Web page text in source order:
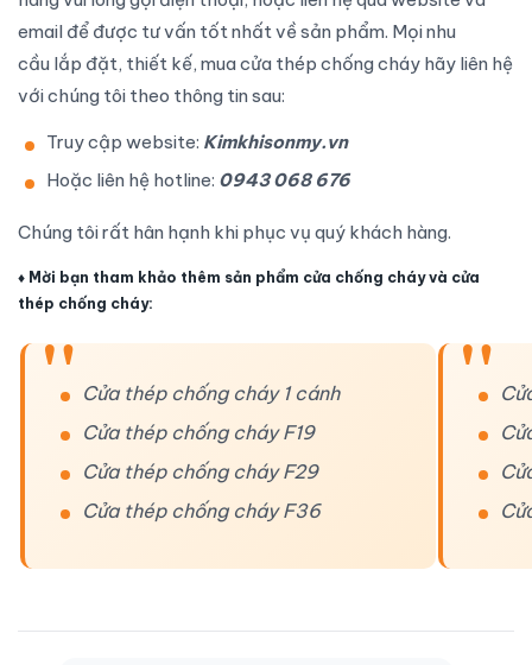
email để được tư vấn tốt nhất về sản phẩm. Mọi nhu
cầu lắp đặt, thiết kế, mua cửa thép chống cháy hãy liên hệ
với chúng tôi theo thông tin sau:
Truy cập website: Kimkhisonmy.vn
Hoặc liên hệ hotline: 0943 068 676
Chúng tôi rất hân hạnh khi phục vụ quý khách hàng.
♦ Mời bạn tham khảo thêm sản phẩm cửa chống cháy và cửa
thép chống cháy:
Cửa thép chống cháy 1 cánh
Cửa thép chống cháy F19
Cửa thép chống cháy F29
Cửa thép chống cháy F36